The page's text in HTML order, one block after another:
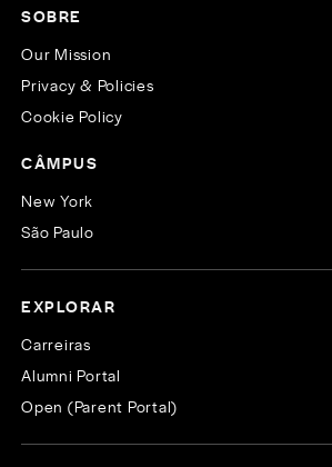
SOBRE
Our Mission
Privacy & Policies
Cookie Policy
CÂMPUS
New York
São Paulo
EXPLORAR
Carreiras
Alumni Portal
Open (Parent Portal)